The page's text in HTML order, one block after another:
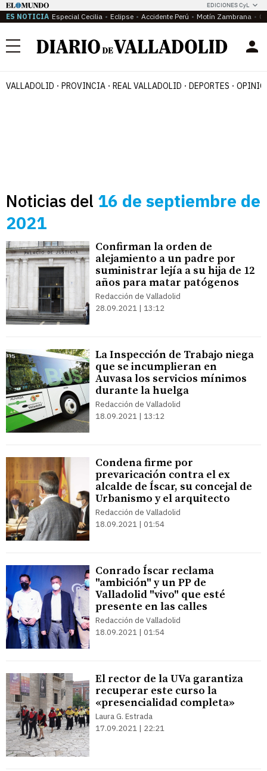
EDICIONES CyL
ES NOTICIA Especial Cecilia Eclipse Accidente Perú Motín Zambrana
Menú
VALLADOLID PROVINCIA REAL VALLADOLID DEPORTES
Noticias del 16 de septiembre de
2021
Confirman la orden de
alejamiento a un padre por
suministrar lejía a su hija de 12
años para matar patógenos
Redacción de Valladolid
28.09.2021 | 13:12
La Inspección de Trabajo niega
que se incumplieran en
Auvasa los servicios mínimos
durante la huelga
Redacción de Valladolid
18.09.2021 | 13:12
Condena firme por
prevaricación contra el ex
alcalde de Íscar, su concejal de
Urbanismo y el arquitecto
Redacción de Valladolid
18.09.2021 | 01:54
Conrado Íscar reclama
"ambición" y un PP de
Valladolid "vivo" que esté
presente en las calles
Redacción de Valladolid
18.09.2021 | 01:54
El rector de la UVa garantiza
recuperar este curso la
«presencialidad completa»
Laura G. Estrada
17.09.2021 | 22:21